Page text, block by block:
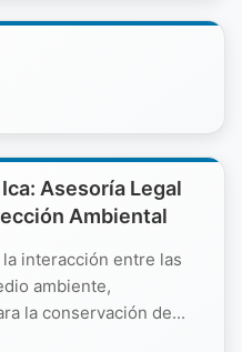
Asesoría Legal
Ambiental
interacción entre las
ambiente,
la conservación de...